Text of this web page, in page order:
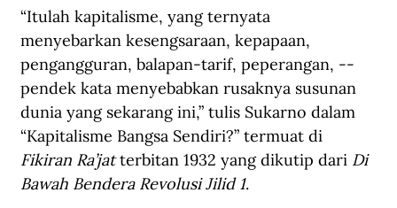
“Itulah kapitalisme, yang ternyata
menyebarkan kesengsaraan, kepapaan,
pengangguran, balapan-tarif, peperangan, --
pendek kata menyebabkan rusaknya susunan
dunia yang sekarang ini,” tulis Sukarno dalam
“Kapitalisme Bangsa Sendiri?” termuat di
Fikiran Ra’jat terbitan 1932 yang dikutip dari Di
Bawah Bendera Revolusi Jilid 1.